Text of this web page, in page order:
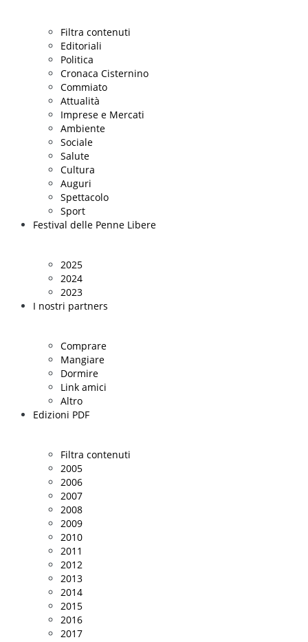
Filtra contenuti
Editoriali
Politica
Cronaca Cisternino
Commiato
Attualità
Imprese e Mercati
Ambiente
Sociale
Salute
Cultura
Auguri
Spettacolo
Sport
Festival delle Penne Libere
2025
2024
2023
I nostri partners
Comprare
Mangiare
Dormire
Link amici
Altro
Edizioni PDF
Filtra contenuti
2005
2006
2007
2008
2009
2010
2011
2012
2013
2014
2015
2016
2017